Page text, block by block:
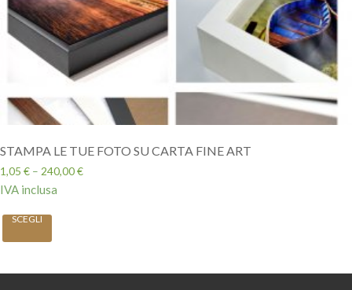
STAMPA LE TUE FOTO SU CARTA FINE ART
1,05 € – 240,00€
IVA inclusa
SCEGLI